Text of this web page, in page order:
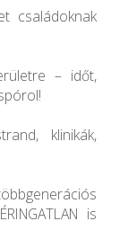
családoknak
– időt,
klinikák,
is